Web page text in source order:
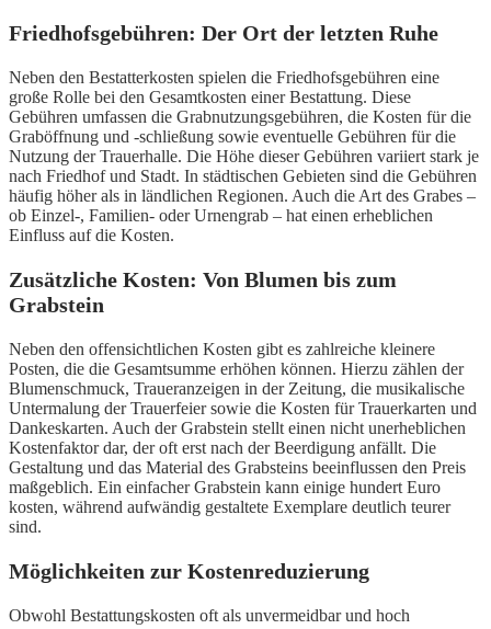
Friedhofsgebühren: Der Ort der letzten Ruhe
Neben den Bestatterkosten spielen die Friedhofsgebühren eine
große Rolle bei den Gesamtkosten einer Bestattung. Diese
Gebühren umfassen die Grabnutzungsgebühren, die Kosten für die
Graböffnung und -schließung sowie eventuelle Gebühren für die
Nutzung der Trauerhalle. Die Höhe dieser Gebühren variiert stark je
nach Friedhof und Stadt. In städtischen Gebieten sind die Gebühren
häufig höher als in ländlichen Regionen. Auch die Art des Grabes –
ob Einzel-, Familien- oder Urnengrab – hat einen erheblichen
Einfluss auf die Kosten.
Zusätzliche Kosten: Von Blumen bis zum
Grabstein
Neben den offensichtlichen Kosten gibt es zahlreiche kleinere
Posten, die die Gesamtsumme erhöhen können. Hierzu zählen der
Blumenschmuck, Traueranzeigen in der Zeitung, die musikalische
Untermalung der Trauerfeier sowie die Kosten für Trauerkarten und
Dankeskarten. Auch der Grabstein stellt einen nicht unerheblichen
Kostenfaktor dar, der oft erst nach der Beerdigung anfällt. Die
Gestaltung und das Material des Grabsteins beeinflussen den Preis
maßgeblich. Ein einfacher Grabstein kann einige hundert Euro
kosten, während aufwändig gestaltete Exemplare deutlich teurer
sind.
Möglichkeiten zur Kostenreduzierung
Obwohl Bestattungskosten oft als unvermeidbar und hoch